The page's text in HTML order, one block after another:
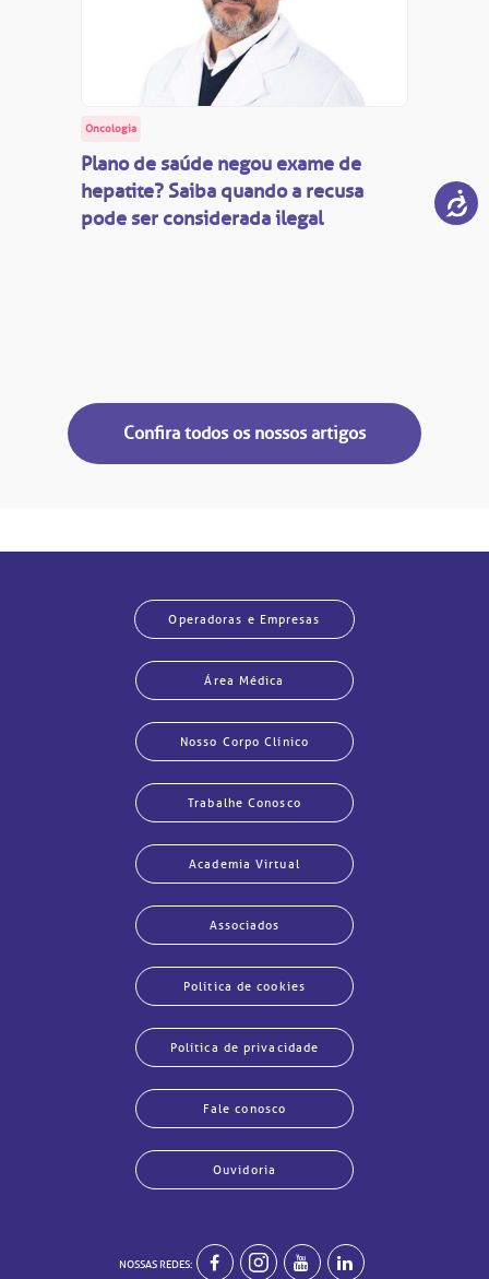
Oncologia
Plano de saúde negou exame de
hepatite? Saiba quando a recusa
pode ser considerada ilegal
Confira todos os nossos artigos
Operadoras e Empresas
Área Médica
Nosso Corpo Clínico
Trabalhe Conosco
Academia Virtual
Associados
Política de cookies
Política de privacidade
Fale conosco
Ouvidoria
NOSSAS REDES: